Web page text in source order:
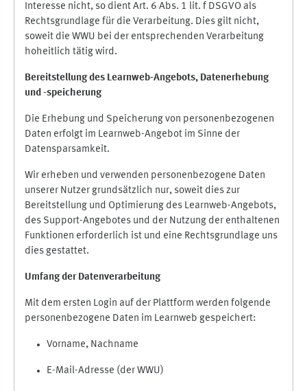
Interesse nicht, so dient Art. 6 Abs. 1 lit. f DSGVO als
Rechtsgrundlage für die Verarbeitung. Dies gilt nicht,
soweit die WWU bei der entsprechenden Verarbeitung
hoheitlich tätig wird.
Bereitstellung des Learnweb-Angebots, Datenerhebung
und -speicherung
Die Erhebung und Speicherung von personenbezogenen
Daten erfolgt im Learnweb-Angebot im Sinne der
Datensparsamkeit.
Wir erheben und verwenden personenbezogene Daten
unserer Nutzer grundsätzlich nur, soweit dies zur
Bereitstellung und Optimierung des Learnweb-Angebots,
des Support-Angebotes und der Nutzung der enthaltenen
Funktionen erforderlich ist und eine Rechtsgrundlage uns
dies gestattet.
Umfang der Datenverarbeitung
Mit dem ersten Login auf der Plattform werden folgende
personenbezogene Daten im Learnweb gespeichert:
Vorname, Nachname
E-Mail-Adresse (der WWU)